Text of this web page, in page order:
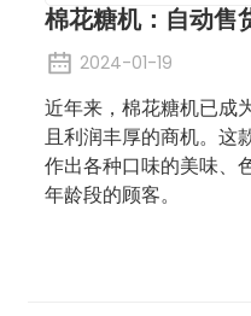
棉花糖机：自动售
2024-01-19
近年来，棉花糖机已成
且利润丰厚的商机。这
作出各种口味的美味、
年龄段的顾客。